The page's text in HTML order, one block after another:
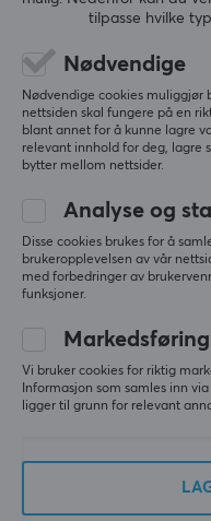
Produsentens garanti
1 års garanti
Du kan ikke endre
donglen da den
pollingraten.
Vis originalen
Waizowl OGM Pro V2 8K Trådløs
2 likes
Gleb K
Verifisert
Level 5
Tired
Flott mus! Klikkene
Lyd
Glir
tilpasse hvilke
Nødvendige
Nødvendige cookies muliggjør
nettsiden skal fungere på en
blant annet for å kunne lagre
relevant innhold for deg, lagre
bytter mellom nettsider.
Analyse og
Disse cookies brukes for å
brukeropplevelsen av vår
med forbedringer av
funksjoner.
Markedsføring
Vi bruker cookies for riktig
Informasjon som samles inn
ligger til grunn for relevant